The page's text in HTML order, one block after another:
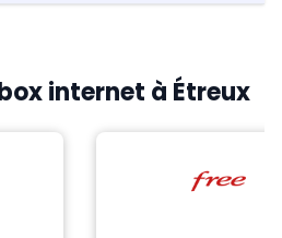
internet à Étreux